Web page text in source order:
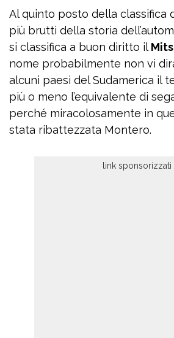
Al quinto posto della classifica
più brutti della storia
si classifica a buon diritto il
nome probabilmente non vi
alcuni paesi del Sudamerica il
più o meno l’equivalente di
perché miracolosamente in
stata ribattezzata Montero.